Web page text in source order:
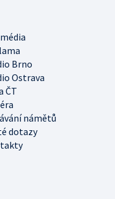
Brno
Ostrava
ČT
námětů
dotazy